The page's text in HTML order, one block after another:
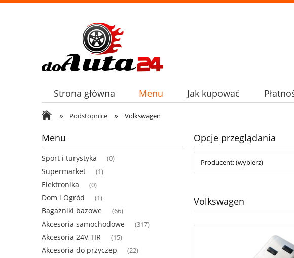
Strona główna Menu Jak kupować
» Podstopnice » Volkswagen
Menu
Sport i turystyka (0)
Supermarket (1)
Elektronika (0)
Dom i Ogród (1)
Bagażniki bazowe (66)
Akcesoria samochodowe (317)
Akcesoria 24V TIR (15)
Akcesoria do przyczep (22)
Opcje przeglądania
Producent: (wybierz)
Volkswagen